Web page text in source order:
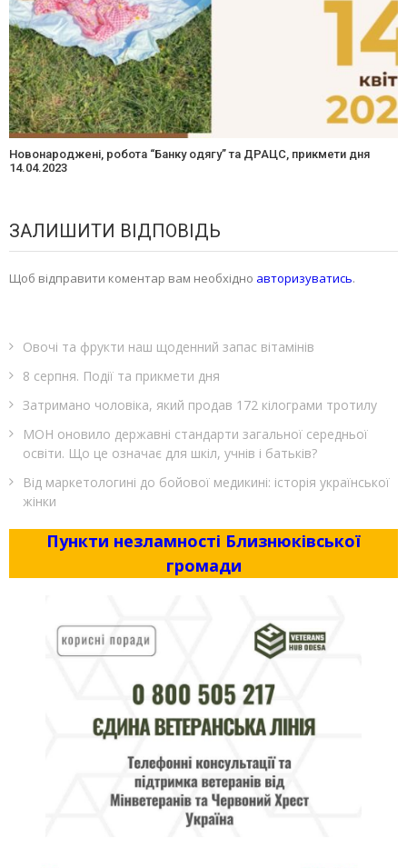
Новонароджені, робота “Банку одягу” та ДРАЦС, прикмети дня
14.04.2023
ЗАЛИШИТИ ВІДПОВІДЬ
Щоб відправити коментар вам необхідно авторизуватись.
Овочі та фрукти наш щоденний запас вітамінів
8 серпня. Події та прикмети дня
Затримано чоловіка, який продав 172 кілограми тротилу
МОН оновило державні стандарти загальної середньої
освіти. Що це означає для шкіл, учнів і батьків?
Від маркетологині до бойової медикині: історія української
жінки
Пункти незламності Близнюківської
громади